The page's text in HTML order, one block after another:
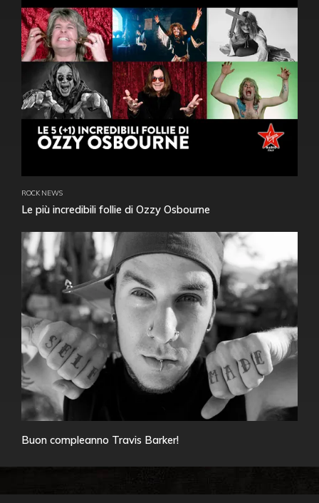
ROCK NEWS
Le più incredibili follie di Ozzy Osbourne
Buon compleanno Travis Barker!